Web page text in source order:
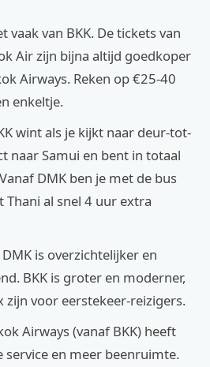
vaak van BKK. De tickets van
Air zijn bijna altijd goedkoper
Airways. Reken op €25-40
enkeltje.
wint als je kijkt naar deur-tot-
naar Samui en bent in totaal
DMK ben je met de bus
Thani al snel 4 uur extra
DMK is overzichtelijker en
BKK is groter en moderner,
zijn voor eerstekeer-reizigers.
Airways (vanaf BKK) heeft
service en meer beenruimte.